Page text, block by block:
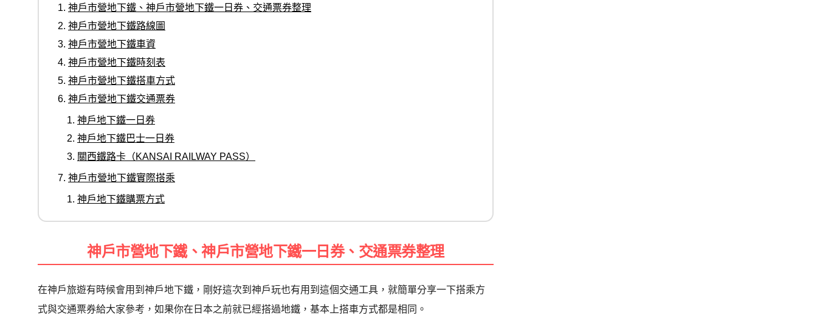
神戶市營地下鐵、神戶市營地下鐵一日券、交通票券整理
神戶市營地下鐵路線圖
神戶市營地下鐵車資
神戶市營地下鐵時刻表
神戶市營地下鐵搭車方式
神戶市營地下鐵交通票券
神戶地下鐵一日券
神戶地下鐵巴士一日券
關西鐵路卡（KANSAI RAILWAY PASS）
神戶市營地下鐵實際搭乘
神戶地下鐵購票方式
神戶市營地下鐵、神戶市營地下鐵一日券、交通票券整理
在神戶旅遊有時候會用到神戶地下鐵，剛好這次到神戶玩也有用到這個交通工具，就簡單分享一下搭乘方
式與交通票券給大家參考，如果你在日本之前就已經搭過地鐵，基本上搭車方式都是相同。